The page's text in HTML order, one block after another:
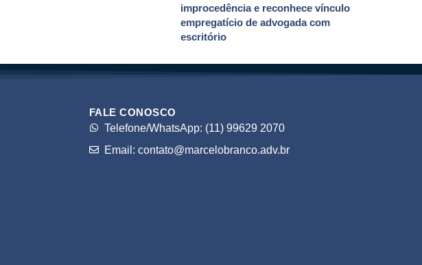
improcedência e reconhece vínculo
empregatício de advogada com
escritório
FALE CONOSCO
Telefone/WhatsApp: (11) 99629 2070
Email: contato@marcelobranco.adv.br